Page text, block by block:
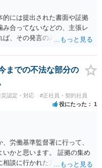
典型です。 ・弁護士に契約
値は十分にあると思われま
か、実態として労働者性があ
るか、違約金の算定根拠が
。契約前なら、交渉のパワー
あるうえ、後から争うより
上弁護士に確認されること
、解除理由によってはタレン
いることはあります。ただ
レントへ違約金を課す設計
いです。逆に、タレント側
範囲で請求される可能性は
には提出された書面や証拠
合ってないなどの、主張レ
、その発言のみで大きく不
までの不法な部分の
災認定・対応 #正社員・契約社員
役にたった 1
労働基準監督署に行って、
かと思います。 証拠の集め
談に行かれた方がよいかと